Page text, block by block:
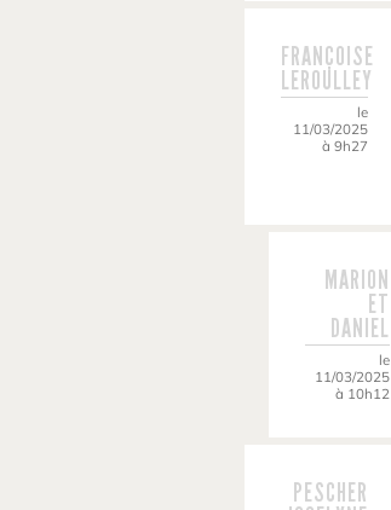
FRANÇOISE
LEROULLEY
le
11/03/2025
à 9h27
MARION
ET
DANIEL
le
11/03/2025
à 10h12
PESCHER